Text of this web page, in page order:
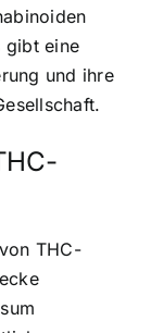
gibt eine
und ihre
THC-